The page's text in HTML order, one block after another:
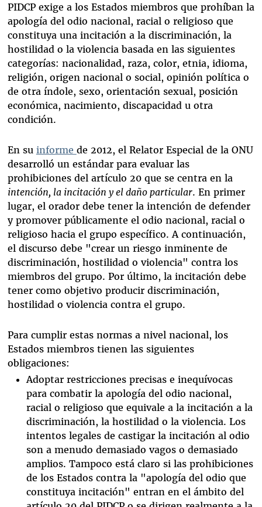
PIDCP exige a los Estados miembros que prohíban la
apología del odio nacional, racial o religioso que
constituya una incitación a la discriminación, la
hostilidad o la violencia basada en las siguientes
categorías: nacionalidad, raza, color, etnia, idioma,
religión, origen nacional o social, opinión política o
de otra índole, sexo, orientación sexual, posición
económica, nacimiento, discapacidad u otra
condición.
En su informe de 2012, el Relator Especial de la ONU
desarrolló un estándar para evaluar las
prohibiciones del artículo 20 que se centra en la
intención, la incitación y el daño particular. En primer
lugar, el orador debe tener la intención de defender
y promover públicamente el odio nacional, racial o
religioso hacia el grupo específico. A continuación,
el discurso debe "crear un riesgo inminente de
discriminación, hostilidad o violencia" contra los
miembros del grupo. Por último, la incitación debe
tener como objetivo producir discriminación,
hostilidad o violencia contra el grupo.
Para cumplir estas normas a nivel nacional, los
Estados miembros tienen las siguientes
obligaciones:
Adoptar restricciones precisas e inequívocas
para combatir la apología del odio nacional,
racial o religioso que equivale a la incitación a la
discriminación, la hostilidad o la violencia. Los
intentos legales de castigar la incitación al odio
son a menudo demasiado vagos o demasiado
amplios. Tampoco está claro si las prohibiciones
de los Estados contra la "apología del odio que
constituya incitación" entran en el ámbito del